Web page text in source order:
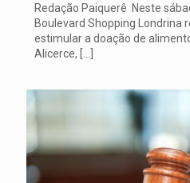
Redação Paiquerê Neste
Boulevard Shopping Londrina
estimular a doação de
Alicerce, […]